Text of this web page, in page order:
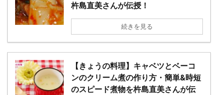
杵島直美さんが伝授！
続きを見る
【きょうの料理】キャベツとベーコ
ンのクリーム煮の作り方・簡単&時短
のスピード煮物を杵島直美さんが伝